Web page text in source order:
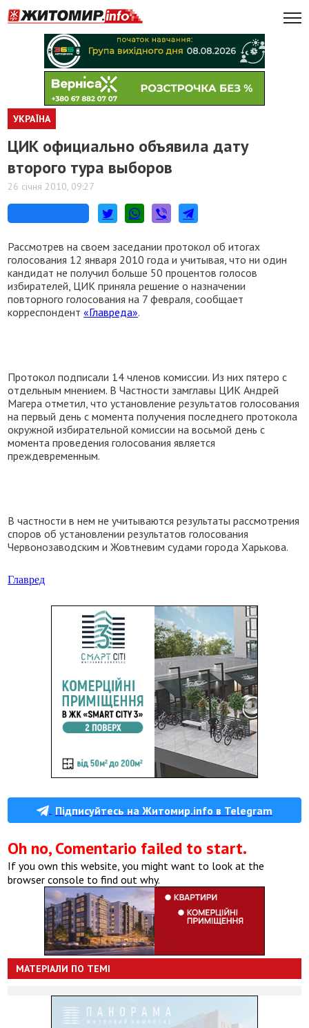
УКРАЇНА
ЦИК официально объявила дату
второго тура выборов
26 січня 2010, 09:27
Рассмотрев на своем заседании протокол об итогах
голосования 12 января 2010 года и учитывая, что ни один
кандидат не получил больше 50 процентов голосов
избирателей, ЦИК приняла решение о назначении
повторного голосования на 7 февраля, сообщает
корреспондент«Главреда».
Протокол подписали 14 членов комиссии. Из них пятеро с
отдельным мнением. В Частности замглавы ЦИК Андрей
Магера отметил, что установление результатов голосования
на первый день с момента получения последнего протокола
окружной избирательной комиссии на восьмой день с
момента проведения голосования является
преждевременным.
В частности в нем не учитываются результаты рассмотрения
споров об установлении результатов голосования
Червонозаводским и Жовтневим судами города Харькова.
Главред
Підписуйтесь на Житомир.info в Telegram
Oh no, Comentario failed to start.
If you own this website, you might want to look at the
browser console to find out why.
МАТЕРІАЛИ ПО ТЕМІ